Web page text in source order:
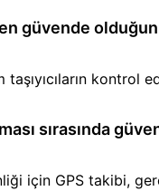
güvende
taşıyıcıların
sırasında
için GPS takibi,